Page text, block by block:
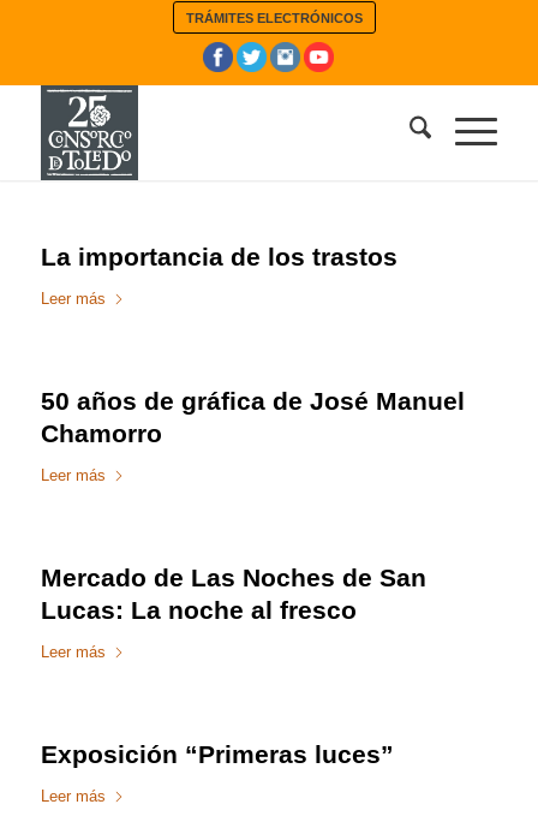
TRÁMITES ELECTRÓNICOS
La importancia de los trastos
Leer más
50 años de gráfica de José Manuel
Chamorro
Leer más
Mercado de Las Noches de San
Lucas: La noche al fresco
Leer más
Exposición “Primeras luces”
Leer más